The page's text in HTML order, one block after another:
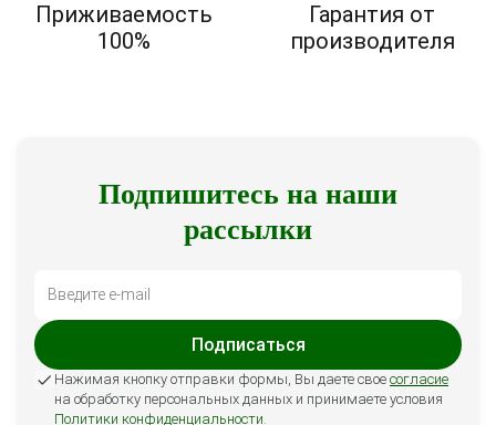
Приживаемость
100%
Гарантия от
производителя
Подпишитесь на наши
рассылки
Подписаться
Нажимая кнопку отправки формы, Вы даете свое согласие
на обработку персональных данных и принимаете условия
Политики конфиденциальности.